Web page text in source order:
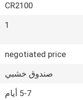
CR2100
1
negotiated price
صندوق خشبي
5-7 أيام